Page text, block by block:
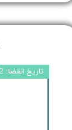
تاریخ انقضا: 2025/12